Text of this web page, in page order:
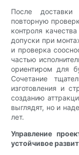
После
повторную
контроля
допуски при
и проверка
частью
ориентиром для
Сочетание
изготовления и
созданию
выглядят, но и
лет.
Управление
устойчивое